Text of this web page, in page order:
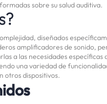
sobre su salud auditiva.
diseñados
amplificadores de sonido,
a las necesidades específicas
una variedad de
otros dispositivos.